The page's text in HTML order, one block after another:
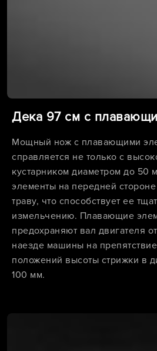
Дека 97 см с
Мощный нож с плавающими
справляется не только с
кустарником диаметром до 50
элементы на передней
траву, что способствует ее
измельчению. Плавающие
предохраняют вал двигателя
наезде машины на
положений высоты стрижки в
100 мм.